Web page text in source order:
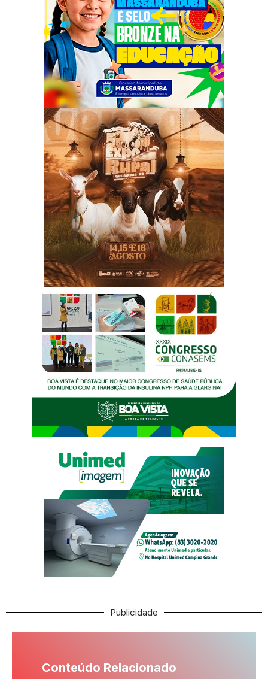
Publicidade
Conteúdo Relacionado